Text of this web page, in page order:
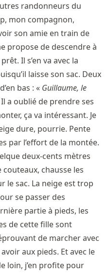
randonneurs du
mon compagnon,
son amie en train de
propose de descendre à
Il s’en va avec la
laisse son sac. Deux
bas : « Guillaume, le
a oublié de prendre ses
ça va intéressant. Je
dure, pourrie. Pente
par l’effort de la montée.
deux-cents mètres
couteaux, chausse les
le sac. La neige est trop
se passer des
partie à pieds, les
de cette fille sont
de marcher avec
aux pieds. Et avec le
loin, j’en profite pour